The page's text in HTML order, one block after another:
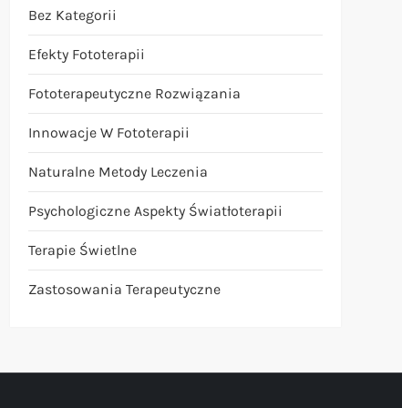
Bez Kategorii
Efekty Fototerapii
Fototerapeutyczne Rozwiązania
Innowacje W Fototerapii
Naturalne Metody Leczenia
Psychologiczne Aspekty Światłoterapii
Terapie Świetlne
Zastosowania Terapeutyczne